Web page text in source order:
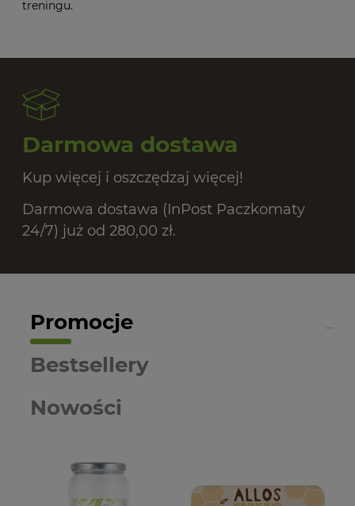
treningu.
Darmowa dostawa
Kup więcej i oszczędzaj więcej!
Darmowa dostawa (InPost Paczkomaty
24/7) już od 280,00 zł.
Promocje
Nowości
Bestsellery